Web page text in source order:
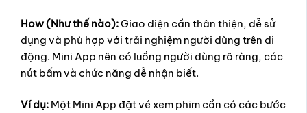
How (Như thế nào):Giao diện cần thân thiện, dễ sử
dụng và phù hợp với trải nghiệm người dùng trên di
động. Mini App nên có luồng người dùng rõ ràng, các
nút bấm và chức năng dễ nhận biết.
Ví dụ: Một Mini App đặt vé xem phim cần có các bước